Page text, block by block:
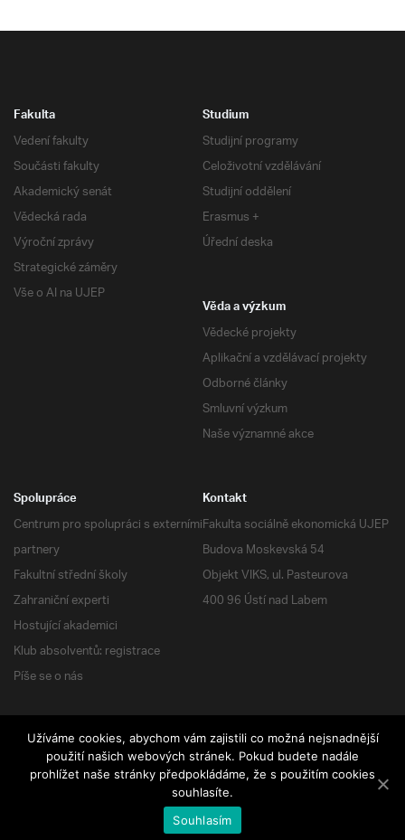
Fakulta
Vedení fakulty
Součásti fakulty
Akademický senát
Vědecká rada
Výroční zprávy
Strategické záměry
Vše o AI na UJEP
Studium
Studijní programy
Celoživotní vzdělávání
Studijní oddělení
Erasmus +
Úřední deska
Věda a výzkum
Vědecké projekty
Aplikační a vzdělávací projekty
Odborné články
Smluvní výzkum
Naše významné akce
Spolupráce
Centrum pro spolupráci s externími
partnery
Fakultní střední školy
Zahraniční experti
Hostující akademici
Klub absolventů: registrace
Píše se o nás
Kontakt
Fakulta sociálně ekonomická UJEP
Budova Moskevská 54
Objekt VIKS, ul. Pasteurova
400 96 Ústí nad Labem
| Všechna práva vyhrazena
Užíváme cookies, abychom vám zajistili co možná nejsnadnější
použití našich webových stránek. Pokud budete nadále
prohlížet naše stránky předpokládáme, že s použitím cookies
souhlasíte.
Souhlasím